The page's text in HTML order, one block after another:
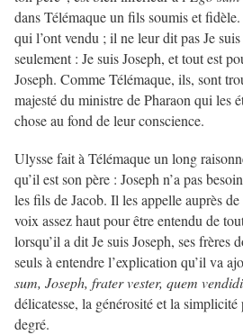
dans Télémaque un fils soumis et
qui l’ont vendu ; il ne leur dit pas Je
seulement : Je suis Joseph, et tout est
Joseph. Comme Télémaque, ils, sont
majesté du ministre de Pharaon qui les
chose au fond de leur conscience.
Ulysse fait à Télémaque un long
qu’il est son père : Joseph n’a pas
les fils de Jacob. Il les appelle auprès
voix assez haut pour être entendu de
lorsqu’il a dit Je suis Joseph, ses frères
seuls à entendre l’explication qu’il va
sum, Joseph, frater vester, quem
délicatesse, la générosité et la simplicité
degré.